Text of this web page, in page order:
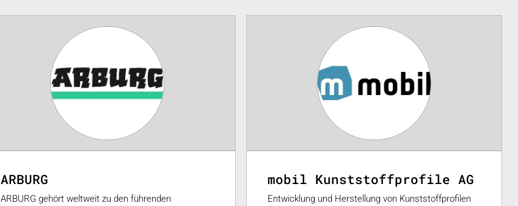
ARBURG
ARBURG gehört weltweit zu den führenden
mobil Kunststoffprofile AG
Entwicklung und Herstellung von Kunststoffprofilen